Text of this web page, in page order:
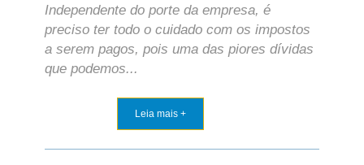
Independente do porte da empresa, é
preciso ter todo o cuidado com os impostos
a serem pagos, pois uma das piores dívidas
que podemos...
Leia mais +